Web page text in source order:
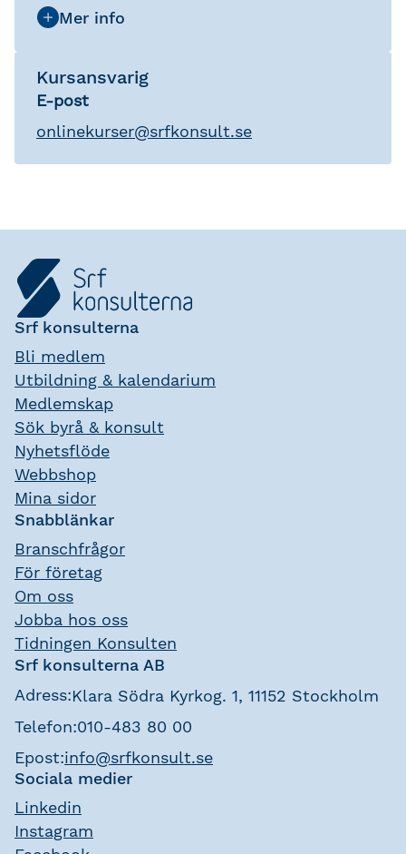
Kursansvarig
E-post
onlinekurser@srfkonsult.se
Srf konsulterna
Bli medlem
Utbildning & kalendarium
Medlemskap
Sök byrå & konsult
Nyhetsflöde
Webbshop
Mina sidor
Snabblänkar
Branschfrågor
För företag
Om oss
Jobba hos oss
Tidningen Konsulten
Srf konsulterna AB
Adress:Klara Södra Kyrkog. 1, 11152 Stockholm
Telefon:010-483 80 00
Epost:info@srfkonsult.se
Sociala medier
Linkedin
Instagram